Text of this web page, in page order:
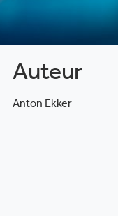
Auteur
Anton Ekker